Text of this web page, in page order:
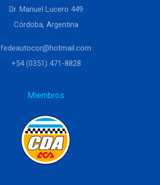
Dr. Manuel Lucero 449
Córdoba, Argentina
fedeautocor@hotmail.com
+54 (0351) 471-8828
Miembros